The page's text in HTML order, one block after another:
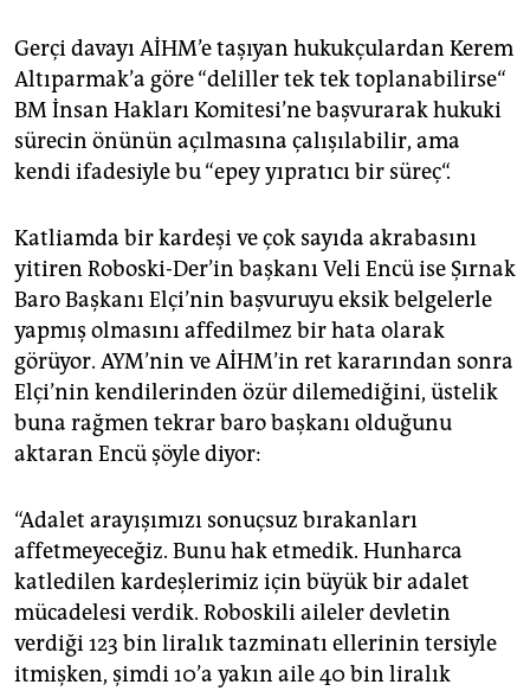
Gerçi davayı AİHM’e taşıyan hukukçulardan Kerem
Altıparmak’a göre “deliller tek tek toplanabilirse“
BM İnsan Hakları Komitesi’ne başvurarak hukuki
sürecin önünün açılmasına çalışılabilir, ama
kendi ifadesiyle bu “epey yıpratıcı bir süreç“.
Katliamda bir kardeşi ve çok sayıda akrabasını
yitiren Roboski-Der’in başkanı Veli Encü ise Şırnak
Baro Başkanı Elçi’nin başvuruyu eksik belgelerle
yapmış olmasını affedilmez bir hata olarak
görüyor. AYM’nin ve AİHM’in ret kararından sonra
Elçi’nin kendilerinden özür dilemediğini, üstelik
buna rağmen tekrar baro başkanı olduğunu
aktaran Encü şöyle diyor:
“Adalet arayışımızı sonuçsuz bırakanları
affetmeyeceğiz. Bunu hak etmedik. Hunharca
katledilen kardeşlerimiz için büyük bir adalet
mücadelesi verdik. Roboskili aileler devletin
verdiği 123 bin liralık tazminatı ellerinin tersiyle
itmişken, şimdi 10’a yakın aile 40 bin liralık